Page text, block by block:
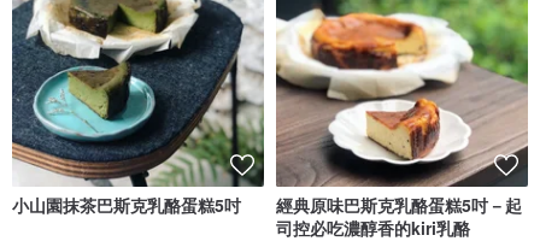
小山園抹茶巴斯克乳酪蛋糕5吋
經典原味巴斯克乳酪蛋糕5吋－起
司控必吃濃醇香的kiri乳酪